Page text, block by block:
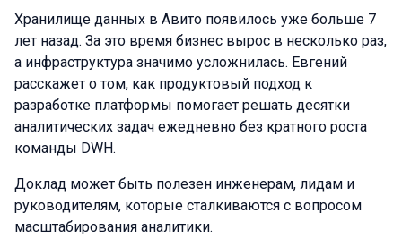
Хранилище данных в Авито появилось уже больше 7
лет назад. За это время бизнес вырос в несколько раз,
а инфраструктура значимо усложнилась. Евгений
расскажет о том, как продуктовый подход к
разработке платформы помогает решать десятки
аналитических задач ежедневно без кратного роста
команды DWH.
Доклад может быть полезен инженерам, лидам и
руководителям, которые сталкиваются с вопросом
масштабирования аналитики.